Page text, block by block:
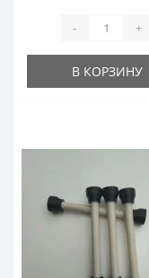
- +
В КОРЗИНУ